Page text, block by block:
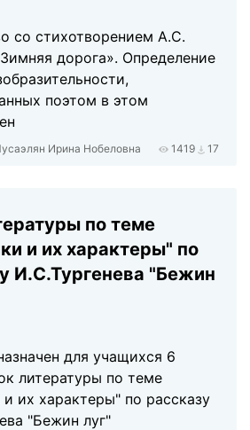
со стихотворением А.С.
дорога». Определение
поэтом в этом
Ирина Нобеловна 1419 17
по теме
и их характеры" по
И.С.Тургенева "Бежин
для учащихся 6
литературы по теме
их характеры" по рассказу
"Бежин луг"